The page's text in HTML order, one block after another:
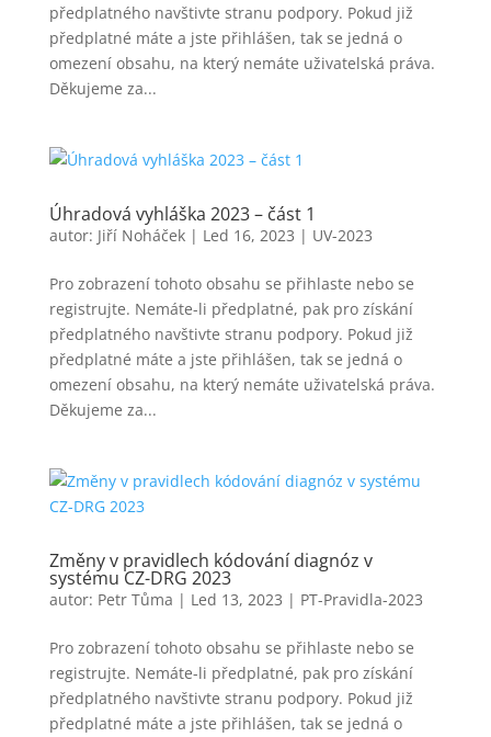
předplatného navštivte stranu podpory. Pokud již
předplatné máte a jste přihlášen, tak se jedná o
omezení obsahu, na který nemáte uživatelská práva.
Děkujeme za...
Úhradová vyhláška 2023 – část 1
autor: Jiří Noháček| Led 16, 2023 | UV-2023
Pro zobrazení tohoto obsahu se přihlaste nebo se
registrujte. Nemáte-li předplatné, pak pro získání
předplatného navštivte stranu podpory. Pokud již
předplatné máte a jste přihlášen, tak se jedná o
omezení obsahu, na který nemáte uživatelská práva.
Děkujeme za...
Změny v pravidlech kódování diagnóz v
systému CZ-DRG 2023
autor: Petr Tůma | Led 13, 2023 | PT-Pravidla-2023
Pro zobrazení tohoto obsahu se přihlaste nebo se
registrujte. Nemáte-li předplatné, pak pro získání
předplatného navštivte stranu podpory. Pokud již
předplatné máte a jste přihlášen, tak se jedná o